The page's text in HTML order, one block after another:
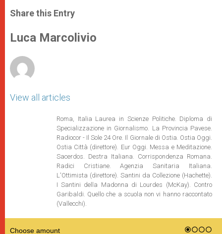
t
s
p
p
s
e
g
e
e
b
o
k
r
Share this Entry
Luca Marcolivio
View all articles
Roma, Italia Laurea in Scienze Politiche. Diploma di
Specializzazione in Giornalismo. La Provincia Pavese.
Radiocor - Il Sole 24 Ore. Il Giornale di Ostia. Ostia Oggi.
Ostia Città (direttore). Eur Oggi. Messa e Meditazione.
Sacerdos. Destra Italiana. Corrispondenza Romana.
Radici Cristiane. Agenzia Sanitaria Italiana.
L'Ottimista (direttore). Santini da Collezione (Hachette).
I Santini della Madonna di Lourdes (McKay). Contro
Garibaldi. Quello che a scuola non vi hanno raccontato
(Vallecchi).